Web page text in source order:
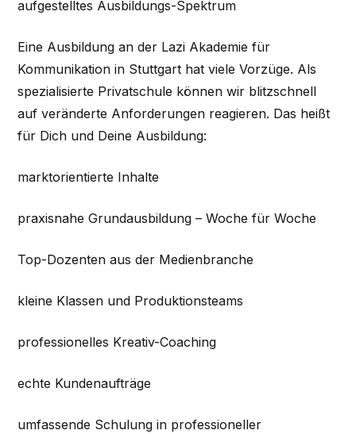
aufgestelltes Ausbildungs-Spektrum
Eine Ausbildung an der Lazi Akademie für
Kommunikation in Stuttgart hat viele Vorzüge. Als
spezialisierte Privatschule können wir blitzschnell
auf veränderte Anforderungen reagieren. Das heißt
für Dich und Deine Ausbildung:
marktorientierte Inhalte
praxisnahe Grundausbildung – Woche für Woche
Top-Dozenten aus der Medienbranche
kleine Klassen und Produktionsteams
professionelles Kreativ-Coaching
echte Kundenaufträge
umfassende Schulung in professioneller